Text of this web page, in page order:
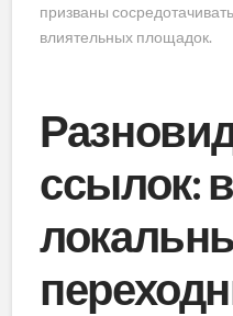
призваны
влиятельных площадок.
ссылок: